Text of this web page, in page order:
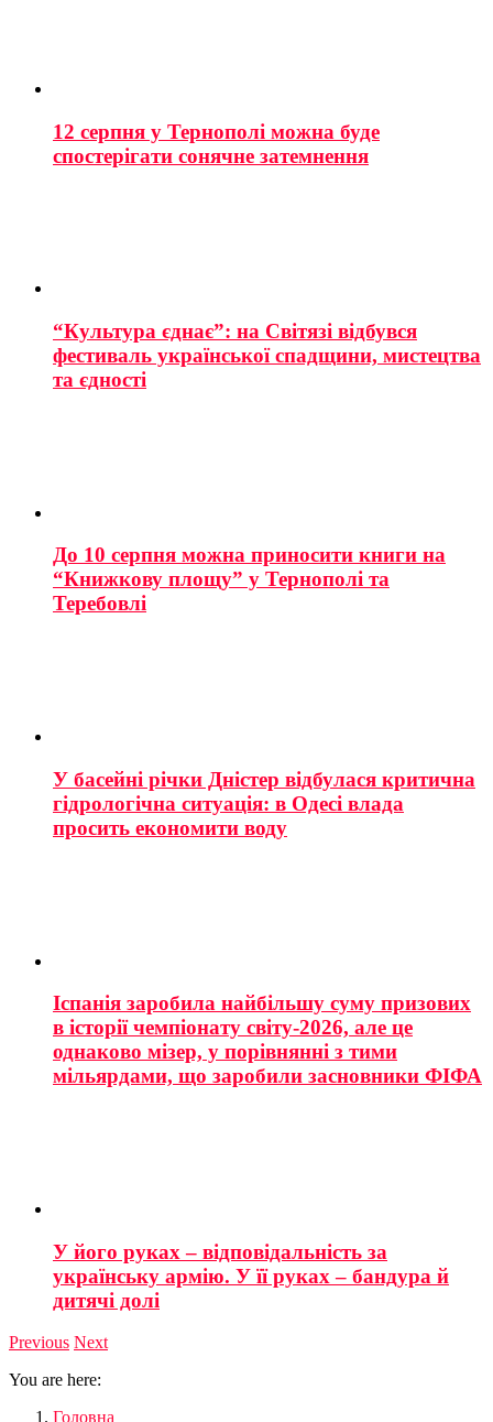
12 серпня у Тернополі можна буде
спостерігати сонячне затемнення
“Культура єднає”: на Світязі відбувся
фестиваль української спадщини, мистецтва
та єдності
До 10 серпня можна приносити книги на
“Книжкову площу” у Тернополі та
Теребовлі
У басейні річки Дністер відбулася критична
гідрологічна ситуація: в Одесі влада
просить економити воду
Іспанія заробила найбільшу суму призових
в історії чемпіонату світу-2026, але це
однаково мізер, у порівнянні з тими
мільярдами, що заробили засновники ФІФА
У його руках – відповідальність за
українську армію. У її руках – бандура й
дитячі долі
Previous Next
You are here:
Головна